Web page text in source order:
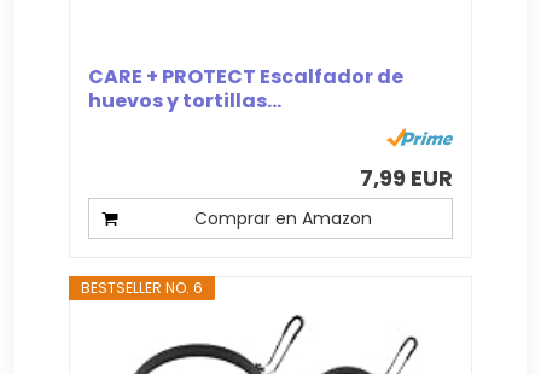
CARE + PROTECT Escalfador de
huevos y tortillas...
7,99 EUR
Comprar en Amazon
BESTSELLER NO. 6